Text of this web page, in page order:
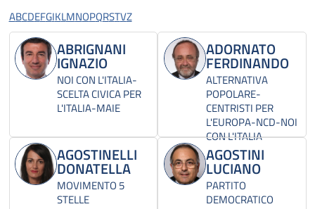
ABCDEFGIKLMNOPQRSTVZ
ABRIGNANI
IGNAZIO
NOI CON L'ITALIA-
SCELTA CIVICA PER
L'ITALIA-MAIE
ADORNATO
FERDINANDO
ALTERNATIVA
POPOLARE-
CENTRISTI PER
L'EUROPA-NCD-NOI
CON L'ITALIA
AGOSTINELLI
DONATELLA
MOVIMENTO 5
STELLE
AGOSTINI
LUCIANO
PARTITO
DEMOCRATICO